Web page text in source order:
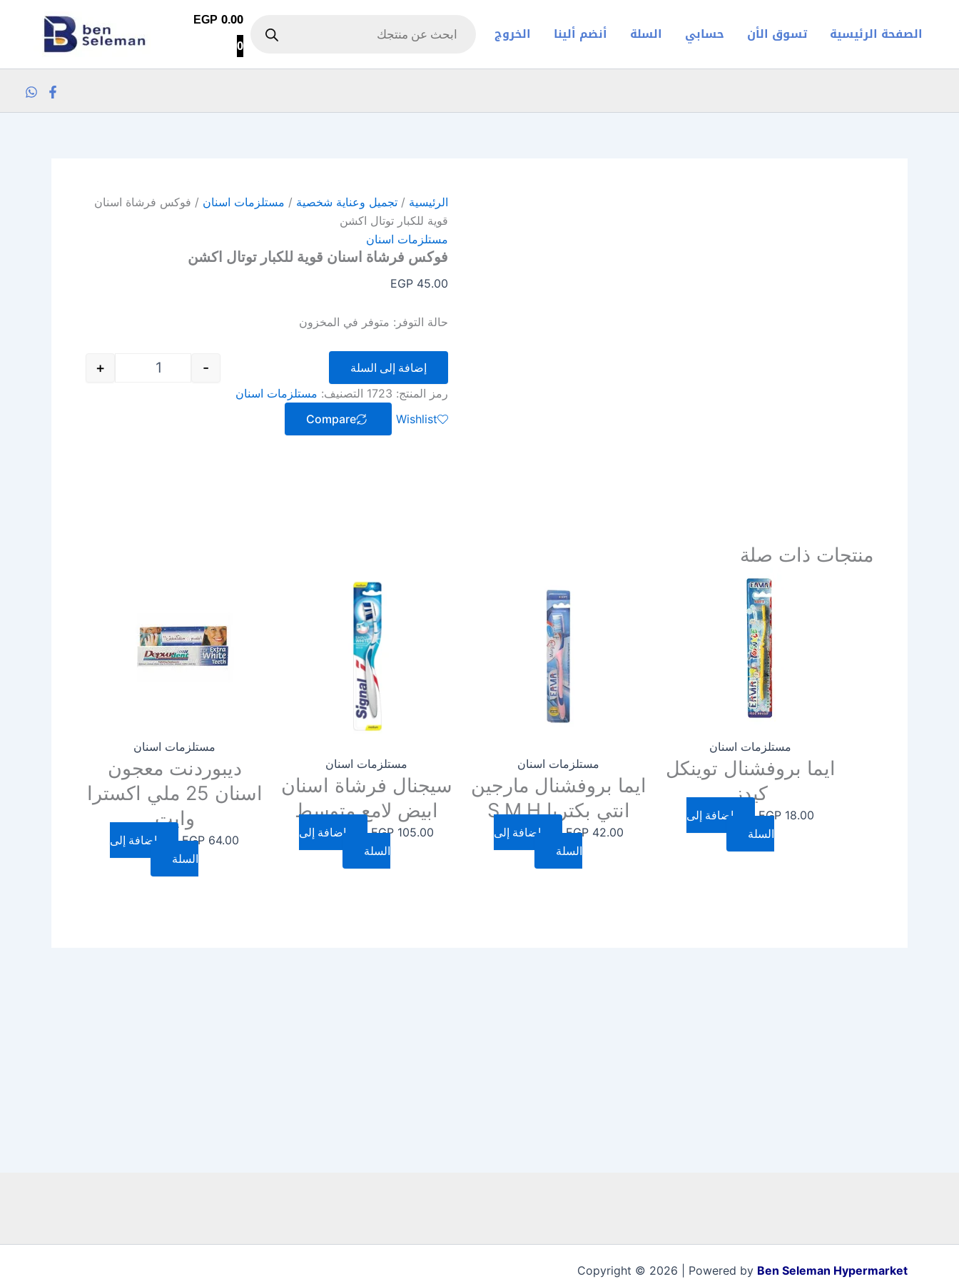
الصفحة الرئيسية تسوق الأن حسابي السلة أنضم ألينا الخروج search
EGP0.00
0
الرئيسية /تجميل وعناية شخصية / مستلزمات اسنان / فوكس فرشاة اسنان
قوية للكبار توتال اكشن
مستلزمات اسنان
فوكس فرشاة اسنان قوية للكبار توتال اكشن
EGP45.00
حالة التوفر: متوفر في المخزون
-
+
إضافة إلى السلة
رمز المنتج: 1723 التصنيف: مستلزمات اسنان
Wishlist
Compare
منتجات ذات صلة
مستلزمات اسنان
ايما بروفشنال توينكل
كيدز
EGP 18.00
إضافة إلى
السلة
مستلزمات اسنان
ايما بروفشنال مارجين
انتي بكتريا S.M.H
EGP42.00
إضافة إلى
السلة
مستلزمات اسنان
سيجنال فرشاة اسنان
ابيض لامع متوسط
EGP 105.00
إضافة إلى
السلة
مستلزمات اسنان
ديبوردنت معجون
اسنان 25 ملي اكسترا
وايت
EGP 64.00
إضافة إلى
السلة
Copyright © 2026 | Powered by Ben Seleman Hypermarket